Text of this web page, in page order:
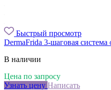
Быстрый просмотр
DermaFrida 3-шаговая
В наличии
Цена по запросу
Узнать цену Написать